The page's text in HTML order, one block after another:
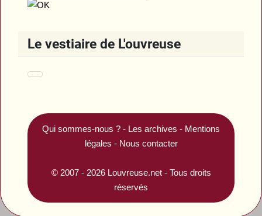
Le vestiaire de L'ouvreuse
Qui sommes-nous ? - Les archives - Mentions
légales - Nous contacter
© 2007 - 2026 Louvreuse.net- Tous droits
réservés